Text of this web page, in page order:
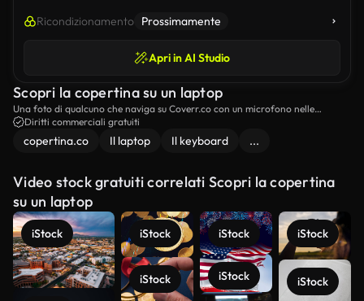
Ricondizionamento Prossimamente
Apri in AI Studio
Scopri la copertina su un laptop
Una foto di qualcuno che naviga su Coverr.co con un microfono nelle
vicinanze.
Diritti commerciali gratuiti
copertina.co Il laptop Il keyboard ...
Video stock gratuiti correlati Scopri la copertina
su un laptop
iStock iStock
iStock
iStock
iStock
iStock
iStock